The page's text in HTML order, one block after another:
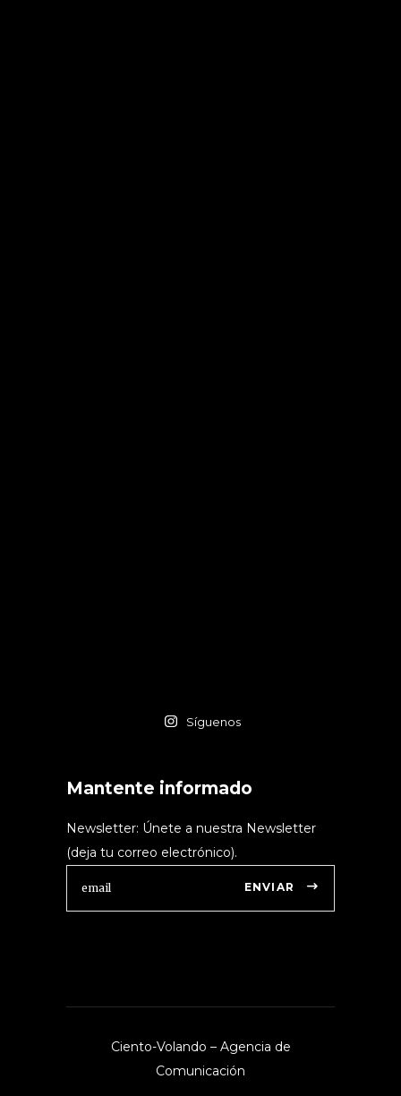
Síguenos
Mantente informado
Newsletter: Únete a nuestra Newsletter
(deja tu correo electrónico).
ENVIAR
Ciento-Volando – Agencia de
Comunicación